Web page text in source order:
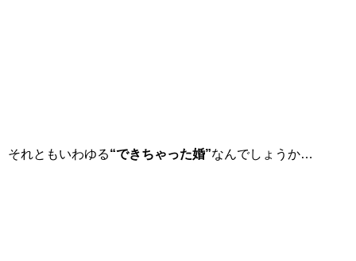
それともいわゆる“できちゃった婚”なんでしょうか…